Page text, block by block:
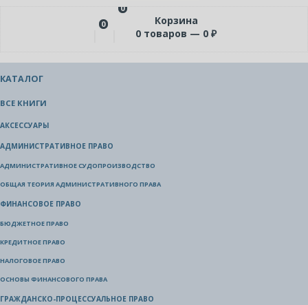
0
0
Корзина
0 товаров — 0 ₽
КАТАЛОГ
ВСЕ КНИГИ
АКСЕССУАРЫ
АДМИНИСТРАТИВНОЕ ПРАВО
АДМИНИСТРАТИВНОЕ СУДОПРОИЗВОДСТВО
ОБЩАЯ ТЕОРИЯ АДМИНИСТРАТИВНОГО ПРАВА
ФИНАНСОВОЕ ПРАВО
БЮДЖЕТНОЕ ПРАВО
КРЕДИТНОЕ ПРАВО
НАЛОГОВОЕ ПРАВО
ОСНОВЫ ФИНАНСОВОГО ПРАВА
ГРАЖДАНСКО-ПРОЦЕССУАЛЬНОЕ ПРАВО